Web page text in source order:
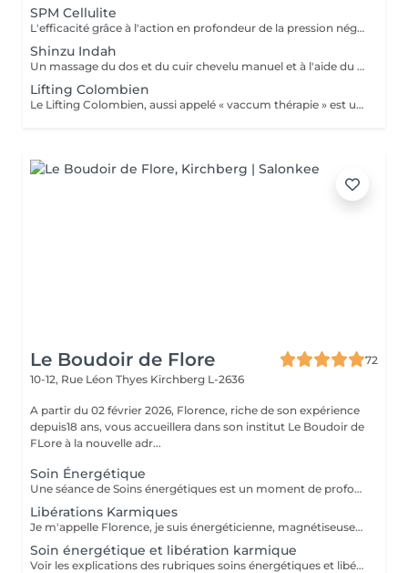
SPM Cellulite
L'efficacité grâce à l'action en profondeur de la pression négative. Technique originale du "palper - rouler" Drainage, régénération et raffermissement des tissus du visage, du buste et du corps. Pour tous types de peaux. Traitements spécifiques contre les vergetures, la cellulite et bien d'autres. Maîtriser peau d'orange, culotte de cheval et tissus conjonctif faible grâce au SPM Digital ! Le SPM le multi -talent dont on ne peut plus se passer. Raffermir et regalber la poitrine sans appel à la chirurgie, l'un des nombreux traitements spécifiques.
Shinzu Indah
Un massage du dos et du cuir chevelu manuel et à l'aide du Rama, cet outil en métal kansa parfaitement adapté au travail des méridiens, des mémoires, des blocages émotionnels du dos. Pour une détente profonde et un véritable reset sur le plan émotionnel!
Lifting Colombien
Le Lifting Colombien, aussi appelé « vaccum thérapie » est une technique non chirurgicale, pratiquée à l'aide de ventouses qui exercent une aspiration pour casser les dépôts de cellulite et de graisse, éliminer les toxines, améliorer le drainage et restaurer l'élasticité de la peau.
Le Boudoir de Flore
72
10-12, Rue Léon Thyes Kirchberg L-2636
A partir du 02 février 2026, Florence, riche de son expérience
depuis18 ans, vous accueillera dans son institut Le Boudoir de
FLore à la nouvelle adr...
Soin Énergétique
Une séance de Soins énergétiques est un moment de profond bien-être et de lâcher-prise, un moment précieux pour vous reconnecter avec vous-même. L'harmonisation énergétique permet de prendre soin de soi sans être envahi par le mental et les émotions, de libérer les blocages et mémoires du passé, de (re)trouver pleinement son potentiel d'énergie, sa force vitale et créatrice, de s'aimer et s'accepter et enfin, vivre l'amour inconditionnel, d'être en paix avec soi même et de ressentir centrage et légèreté. Les soins énergétiques que je pratique nettoient les différents corps énergétiques (physique, émotionnel, mental, spirituel) et visent à dissoudre les blocages et les croyances limitantes qui nous empêchent d'avancer positivement dans la vie. Avant tout travail énergétique, quelle que soit la méthode holistique, il est important de procéder à un diagnostic énergétique de la personne. A qui s'adresse le soin énergétique ? Ils peuvent être réalisés sur tout le monde, à tous âges, quelques soient les antécédents, les maladies et les traitements en cours. Les Soins Energétiques ne présentent pas de contre-indication, prévoir juste un temps de repos après une séance. A noter que ces thérapies ne remplacent pas, en aucun cas, la médecine conventionnelle. Mon approche énergétique est dépouillée de toute attache religieuse et ne demande pas au consultant de cheminement spirituel particulier. NB : chaque minute additionnelle au temps prévu sera facturée 1€. Merci. Pour une première expérience, choisissez la séance de 75 mn.
Libérations Karmiques
Je m'appelle Florence, je suis énergéticienne, magnétiseuse, passeuse d'âme, karmathérapeute et médium clairaudiente et clairvoyante. Les soins karmiques que je propose sont des soins énergétiques qui vont essentiellement travailler sur votre structure énergétique reliée à votre vie actuelle afin de libérer et nettoyer les empreintes de ces mémoires ancestrales négatives. Les soins karmiques et transgénérationnels consistent à aller libérer des mémoires, des blessures et blocages issus de nos vies antérieures dont votre structure énergétique porte encore l'empreinte. Certaines de ces mémoires douloureuses se rattachent directement à votre âme, d'autres sont associées à votre famille, dans ce cas nous parlons de mémoires transgénérationnelles. Lorsque je travaille sur des mémoires karmiques, grâce à la médiumnité, je peux retracer vos vies antérieures et voir précisément les blocages, les blessures, les émotions négatives liés à vos problèmes actuels. Vous allez vivre des moments de partage, et vous sentirez cette libération karmique par des sensations d'apaisement et de soulagement. Je conseille de faire dans un premier temps le soin énergétique et ensuite le soin libération karmique. Voter traitement en sera beaucoup plus efficace Vous allez prendre conscience pour quelles raisons vous êtes attiré par certains lieux, certaines personnalités etc. Cela donnera l'explication également sur vos comportements, vos préférences, vos craintes. NB : pour chaque minute additionnelle au temps prévu sera facturée 1€. Merci
Soin énergétique et libération karmique
Voir les explications des rubriques soins énergétiques et libérations karmiques. Pour chaque minute additionnelle au temps prévu, 1€ sera facturé. Merci de votre compréhension.